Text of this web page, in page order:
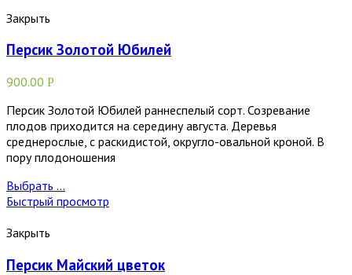
Закрыть
Персик Золотой Юбилей
900.00 Р
Персик Золотой Юбилей раннеспелый сорт. Созревание
плодов приходится на середину августа. Деревья
среднерослые, с раскидистой, округло-овальной кроной. В
пору плодоношения
Выбрать ...
Быстрый просмотр
Закрыть
Персик Майский цветок